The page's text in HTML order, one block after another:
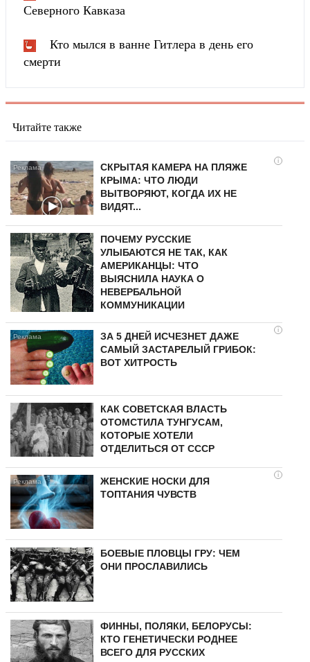
Северного Кавказа
Кто мылся в ванне Гитлера в день его
смерти
Читайте также
i
СКРЫТАЯ КАМЕРА НА ПЛЯЖЕ
КРЫМА: ЧТО ЛЮДИ
ВЫТВОРЯЮТ, КОГДА ИХ НЕ
ВИДЯТ...
ПОЧЕМУ РУССКИЕ
УЛЫБАЮТСЯ НЕ ТАК, КАК
АМЕРИКАНЦЫ: ЧТО
ВЫЯСНИЛА НАУКА О
НЕВЕРБАЛЬНОЙ
КОММУНИКАЦИИ
i
ЗА 5 ДНЕЙ ИСЧЕЗНЕТ ДАЖЕ
САМЫЙ ЗАСТАРЕЛЫЙ ГРИБОК:
ВОТ ХИТРОСТЬ
КАК СОВЕТСКАЯ ВЛАСТЬ
ОТОМСТИЛА ТУНГУCAМ,
КОТОРЫЕ ХОТЕЛИ
ОТДЕЛИТЬСЯ ОТ СССР
i
ЖЕНСКИЕ НОСКИ ДЛЯ
ТОПТАНИЯ ЧУВСТВ
БОЕВЫЕ ПЛОВЦЫ ГРУ: ЧЕМ
ОНИ ПРОСЛАВИЛИСЬ
ФИННЫ, ПОЛЯКИ, БЕЛОРУСЫ:
КТО ГЕНЕТИЧЕСКИ РОДНЕЕ
ВСЕГО ДЛЯ РУССКИХ